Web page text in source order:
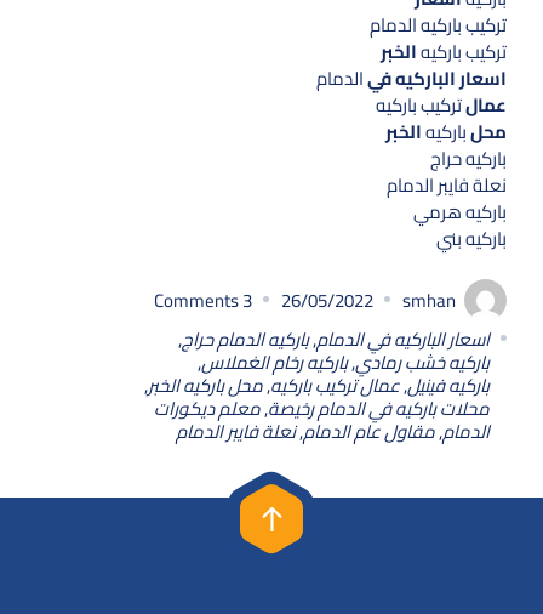
تركيب باركيه الدمام
تركيب باركيهالخبر
اسعار الباركيه فيالدمام
عمالتركيب باركيه
محلباركيهالخبر
باركيه حراج
نعلة فايبر الدمام
باركيه هرمي
باركيه بني
smhan
26/05/2022
3
اسعار الباركيه في الدمام,باركيه الدمام حراج,
باركيه خشب رمادي,باركيه رخام الغملاس,
باركيه فينيل,عمال تركيب باركيه,محل باركيه الخبر,
محلات باركيه في الدمام رخيصة,معلم ديكورات
الدمام,مقاول عام الدمام,نعلة فايبر الدمام